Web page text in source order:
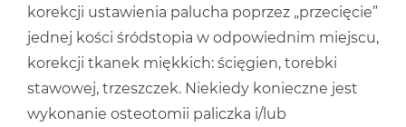
korekcji ustawienia palucha poprzez „przecięcie”
jednej kości śródstopia w odpowiednim miejscu,
korekcji tkanek miękkich: ścięgien, torebki
stawowej, trzeszczek. Niekiedy konieczne jest
wykonanie osteotomii paliczka i/lub